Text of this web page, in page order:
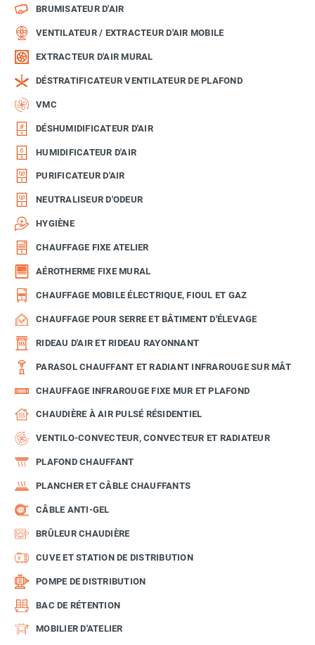
BRUMISATEUR D'AIR
VENTILATEUR / EXTRACTEUR D'AIR MOBILE
EXTRACTEUR D'AIR MURAL
DÉSTRATIFICATEUR VENTILATEUR DE PLAFOND
VMC
DÉSHUMIDIFICATEUR D'AIR
HUMIDIFICATEUR D'AIR
PURIFICATEUR D'AIR
NEUTRALISEUR D'ODEUR
HYGIÈNE
CHAUFFAGE FIXE ATELIER
AÉROTHERME FIXE MURAL
CHAUFFAGE MOBILE ÉLECTRIQUE, FIOUL ET GAZ
CHAUFFAGE POUR SERRE ET BÂTIMENT D'ÉLEVAGE
RIDEAU D'AIR ET RIDEAU RAYONNANT
PARASOL CHAUFFANT ET RADIANT INFRAROUGE SUR MÂT
CHAUFFAGE INFRAROUGE FIXE MUR ET PLAFOND
CHAUDIÈRE À AIR PULSÉ RÉSIDENTIEL
VENTILO-CONVECTEUR, CONVECTEUR ET RADIATEUR
PLAFOND CHAUFFANT
PLANCHER ET CÂBLE CHAUFFANTS
CÂBLE ANTI-GEL
BRÛLEUR CHAUDIÈRE
CUVE ET STATION DE DISTRIBUTION
POMPE DE DISTRIBUTION
BAC DE RÉTENTION
MOBILIER D'ATELIER